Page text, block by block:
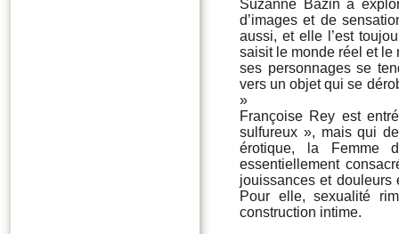
Suzanne Bazin a
d’images et de
aussi, et elle l’est
saisit le monde réel et le
ses personnages se
vers un objet qui se
»
Françoise Rey est
sulfureux », mais qui
érotique, la Femme
essentiellement
jouissances et douleurs
Pour elle, sexualité
construction intime.